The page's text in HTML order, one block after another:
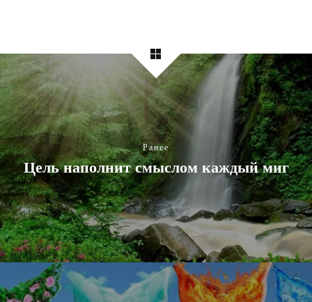
Ранее
Цель наполнит смыслом каждый миг